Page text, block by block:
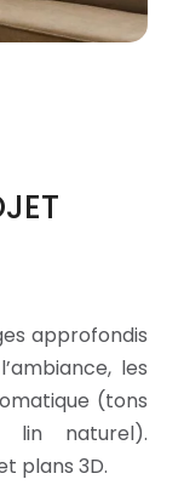
approfondis
les
(tons
lin naturel).
plans 3D.